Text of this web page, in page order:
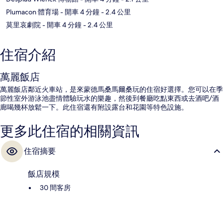
Plumacon 體育場- 開車 4 分鐘- 2.4 公里
莫里哀劇院- 開車 4 分鐘- 2.4 公里
住宿介紹
萬麗飯店
萬麗飯店鄰近火車站，是來蒙德馬桑馬爾桑玩的住宿好選擇。您可以在季
節性室外游泳池盡情體驗玩水的樂趣，然後到餐廳吃點東西或去酒吧/酒
廊喝幾杯放鬆一下。此住宿還有附設露台和花園等特色設施。
更多此住宿的相關資訊
住宿摘要
飯店規模
30 間客房